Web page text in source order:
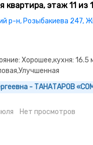
квартира, этаж 11 из
р-н, Розыбакиева 247,
Хорошее,кухня: 16.5
- ТАНАТАРОВ
Нет просмотров